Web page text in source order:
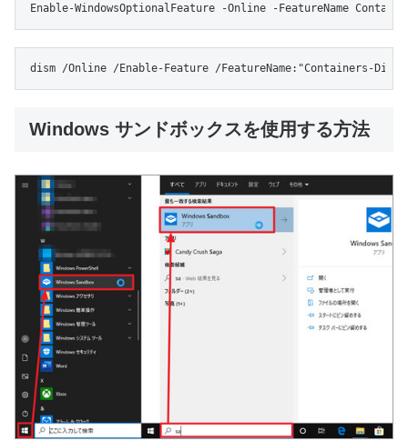
Enable-WindowsOptionalFeature -Online -FeatureName
dism /Online /Enable-Feature /FeatureName:"Containers-
Windows サンドボックスを使用する方法